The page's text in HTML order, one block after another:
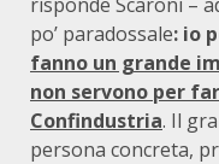
po’ paradossale: io
fanno un grande
non servono per
Confindustria. Il
persona concreta,